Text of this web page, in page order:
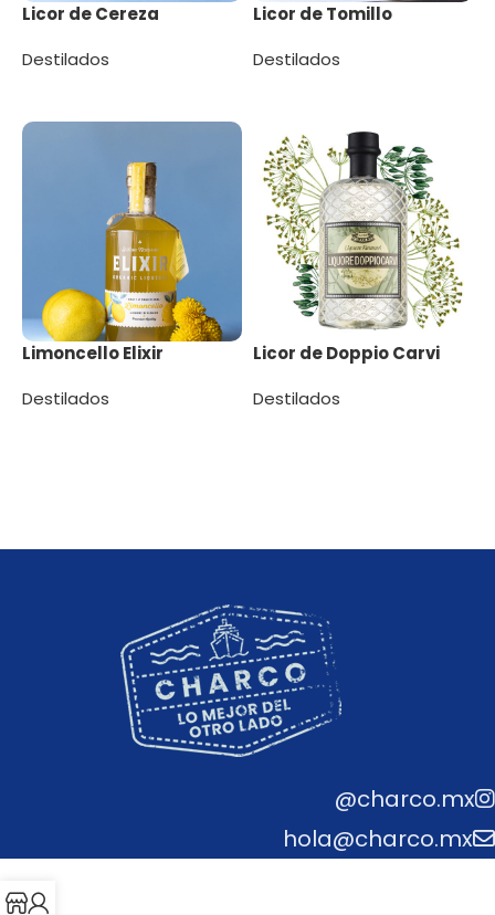
Licor de Cereza
Destilados
Licor de Tomillo
Destilados
Limoncello Elixir
Destilados
Licor de Doppio Carvi
Destilados
@charco.mx
hola@charco.mx